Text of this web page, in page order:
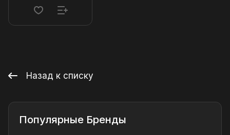
Назад к списку
Популярные Бренды